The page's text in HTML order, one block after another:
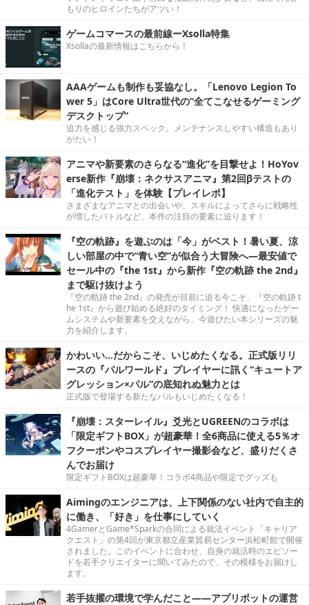
もりのヒロインたちがアツい！
ゲームコマースの最前線ーXsolla特集
Xsollaの最新情報はこちらから！
AAAゲームも制作も妥協なし。「Lenovo Legion To
wer 5」はCore Ultra世代の“全てこなせるゲーミング
デスクトップ”
迫力を感じる強力スペック。メンテナンスしやすい構造もあり
がたい！
アニマや新要素のさらなる“進化”を目撃せよ！HoYov
erse新作『崩壊：ネクサスアニマ』第2回βテストの
「進化テスト」を体験【プレイレポ】
さまざまなアニマとの出会いや、スキルによってさらに戦略性
が増したバトルなど、本作の注目の要素に迫ります！
『空の軌跡』を遊ぶのは「今」がベスト！暑い夏、涼
しい部屋の中で“青い空”が似合う大冒険へ―最安値で
セール中の『the 1st』から新作『空の軌跡 the 2nd』
まで駆け抜けよう
『空の軌跡 the 2nd』の発売が目前に迫る今こそ、『空の軌跡 t
he 1st』から遊び始める絶好のタイミング！ 快適になったゲー
ムシステムや新要素を交えながら、今遊びたい本シリーズの魅
力を紹介します。
かわいい…だからこそ、いじめたくなる。正式版リリ
ースの『パルワールド』プレイヤーに訊く“キュートア
グレッション×パル”の底知れぬ魅力とは
正式版で登場する新たなパルもいじめたくなる！
『崩壊：スターレイル』爻光とUGREENのコラボは
「限定ギフトBOX」が超豪華！全6商品に使える5％オ
フクーポンやコスプレイヤー撮影会など、盛りだくさ
んでお届け
限定ギフトBOXは超豪華！コラボ4商品や限定でグッズも
Aimingのエンジニアは、上下関係のない社内で自主的
に働き、「好き」を仕事にしていく
4GamerとGame*Sparkの合同による就活イベント「キャリア
クエスト」の第4回が東京都立産業貿易センター浜松町館で開催
されました。このイベントに合わせ、自身の就活時のエピソー
ドを若手クリエイターに聞いてみたので、その模様をお届けし
ます。
若手抜擢の環境で学んだこと――アプリボットの運営